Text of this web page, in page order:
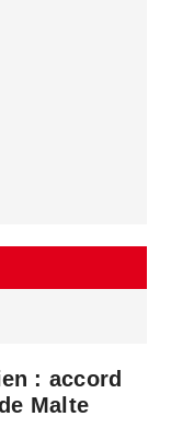
: accord
Malte